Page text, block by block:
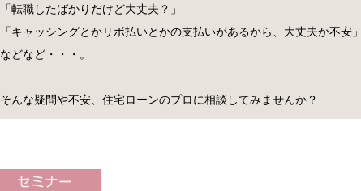
「転職したばかりだけど大丈夫？」
「キャッシングとかリボ払いとかの支払いがあるから、大丈夫か不安
などなど・・・。
そんな疑問や不安、住宅ローンのプロに相談してみませんか？